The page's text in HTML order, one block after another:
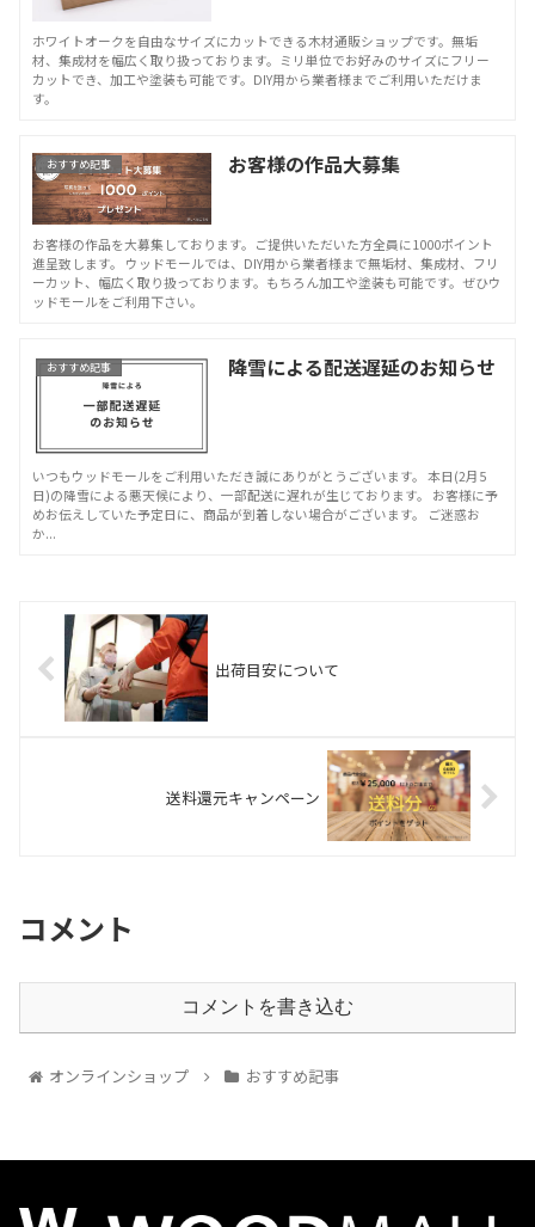
ホワイトオークを自由なサイズにカットできる木材通販ショップです。無垢
材、集成材を幅広く取り扱っております。ミリ単位でお好みのサイズにフリー
カットでき、加工や塗装も可能です。DIY用から業者様までご利用いただけま
す。
おすすめ記事 お客様の作品大募集
お客様の作品を大募集しております。ご提供いただいた方全員に1000ポイント
進呈致します。 ウッドモールでは、DIY用から業者様まで無垢材、集成材、フリ
ーカット、幅広く取り扱っております。もちろん加工や塗装も可能です。ぜひウ
ッドモールをご利用下さい。
おすすめ記事 降雪による配送遅延のお知らせ
いつもウッドモールをご利用いただき誠にありがとうございます。 本日(2月5
日)の降雪による悪天候により、一部配送に遅れが生じております。 お客様に予
めお伝えしていた予定日に、商品が到着しない場合がございます。 ご迷惑お
か...
出荷目安について
送料還元キャンペーン
コメント
コメントを書き込む
オンラインショップ おすすめ記事